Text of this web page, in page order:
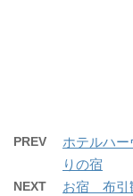
PREV
ホテルハ
りの宿
NEXT お宿 布引